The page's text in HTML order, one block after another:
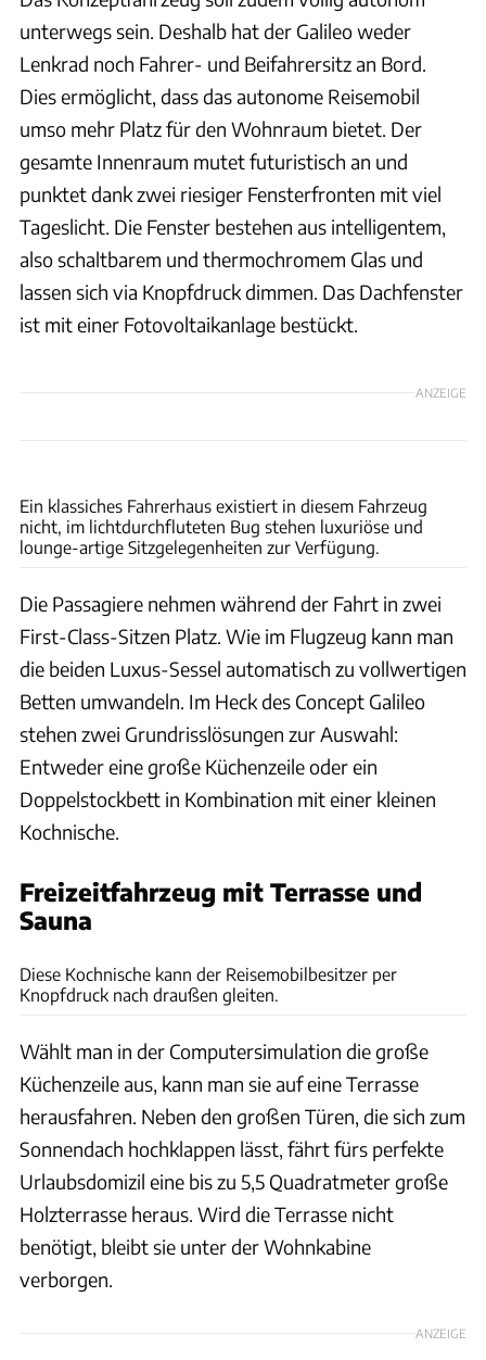
unterwegs sein. Deshalb hat der Galileo weder
Lenkrad noch Fahrer- und Beifahrersitz an Bord.
Dies ermöglicht, dass das autonome Reisemobil
umso mehr Platz für den Wohnraum bietet. Der
gesamte Innenraum mutet futuristisch an und
punktet dank zwei riesiger Fensterfronten mit viel
Tageslicht. Die Fenster bestehen aus intelligentem,
also schaltbarem und thermochromem Glas und
lassen sich via Knopfdruck dimmen. Das Dachfenster
ist mit einer Fotovoltaikanlage bestückt.
ANZEIGE
Ein klassiches Fahrerhaus existiert in diesem Fahrzeug
nicht, im lichtdurchfluteten Bug stehen luxuriöse und
lounge-artige Sitzgelegenheiten zur Verfügung.
Die Passagiere nehmen während der Fahrt in zwei
First-Class-Sitzen Platz. Wie im Flugzeug kann man
die beiden Luxus-Sessel automatisch zu vollwertigen
Betten umwandeln. Im Heck des Concept Galileo
stehen zwei Grundrisslösungen zur Auswahl:
Entweder eine große Küchenzeile oder ein
Doppelstockbett in Kombination mit einer kleinen
Kochnische.
Freizeitfahrzeug mit Terrasse und
Sauna
Diese Kochnische kann der Reisemobilbesitzer per
Knopfdruck nach draußen gleiten.
Wählt man in der Computersimulation die große
Küchenzeile aus, kann man sie auf eine Terrasse
herausfahren. Neben den großen Türen, die sich zum
Sonnendach hochklappen lässt, fährt fürs perfekte
Urlaubsdomizil eine bis zu 5,5 Quadratmeter große
Holzterrasse heraus. Wird die Terrasse nicht
benötigt, bleibt sie unter der Wohnkabine
verborgen.
ANZEIGE